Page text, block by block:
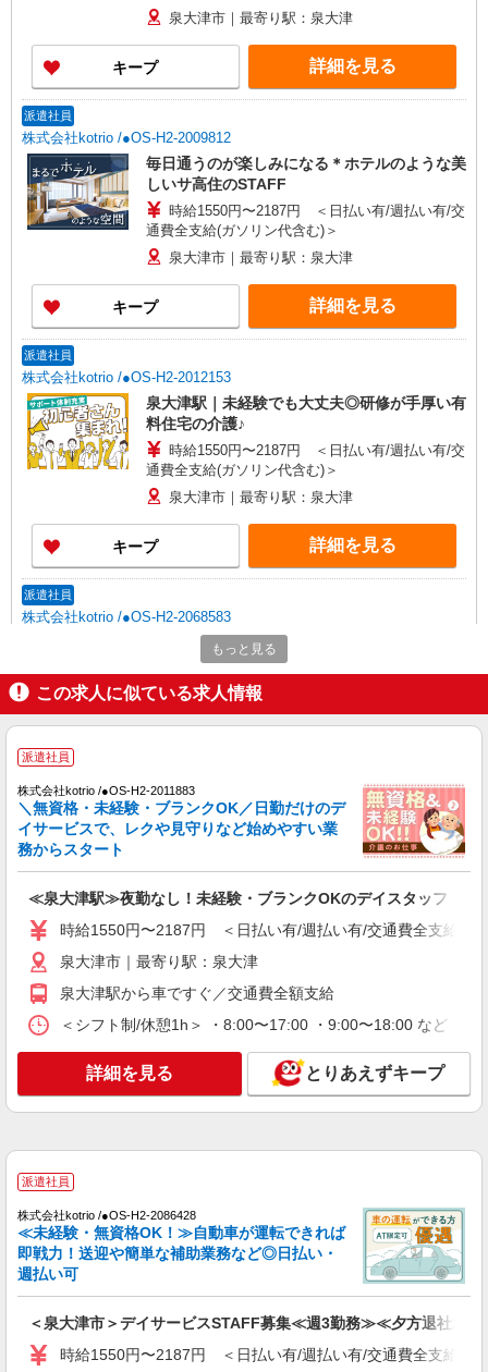
泉大津市｜最寄り駅：泉大津
キープ 詳細を見る
派遣社員
株式会社kotrio /●OS-H2-2009812
毎日通うのが楽しみになる＊ホテルのような美
しいサ高住のSTAFF
時給1550円〜2187円 ＜日払い有/週払い有/交
通費全支給(ガソリン代含む)＞
泉大津市｜最寄り駅：泉大津
キープ 詳細を見る
派遣社員
株式会社kotrio /●OS-H2-2012153
泉大津駅｜未経験でも大丈夫◎研修が手厚い有
料住宅の介護♪
時給1550円〜2187円 ＜日払い有/週払い有/交
通費全支給(ガソリン代含む)＞
泉大津市｜最寄り駅：泉大津
キープ 詳細を見る
派遣社員
株式会社kotrio /●OS-H2-2068583
泉大津駅のデイサービス♪日勤のみ！残業ゼロ
で趣味も満喫
時給1550円〜2187円 ＜日払い有/週払い有/交
キープ 詳細を見る
派遣社員
株式会社kotrio /●OS-H2-2067332
に！グルホの世話人♪
時給1550円〜2187円 ＜日払い有/週払い有/交
キープ 詳細を見る
株式会社kotrio /●OS-H2-1905901
泉大津市｜最寄り駅：泉大津
キープ 詳細を見る
派遣社員
株式会社kotrio /●OS-H2-2006257
泉大津市＊グループホームSTAFF＊生活のサ
もっと見る
この求人に似ている求人情報
派遣社員
株式会社kotrio /●OS-H2-2011883
＼無資格・未経験・ブランクOK／日勤だけのデ
イサービスで、レクや見守りなど始めやすい業
務からスタート
≪泉大津駅≫夜勤なし！未経験・ブランクOKのデイスタッフ
時給1550円〜2187円 ＜日払い有/週払い有/交通費全支給(ガ
泉大津市｜最寄り駅：泉大津
泉大津駅から車ですぐ／交通費全額支給
＜シフト制/休憩1h＞ ・8:00〜17:00 ・9:00〜18:00 など ※
詳細を見る とりあえずキープ
派遣社員
株式会社kotrio /●OS-H2-2086428
≪未経験・無資格OK！≫自動車が運転できれば
即戦力！送迎や簡単な補助業務など◎日払い・
週払い可
＜泉大津市＞デイサービスSTAFF募集≪週3勤務≫≪夕方退社≫
時給1550円〜2187円 ＜日払い有/週払い有/交通費全支給(ガ